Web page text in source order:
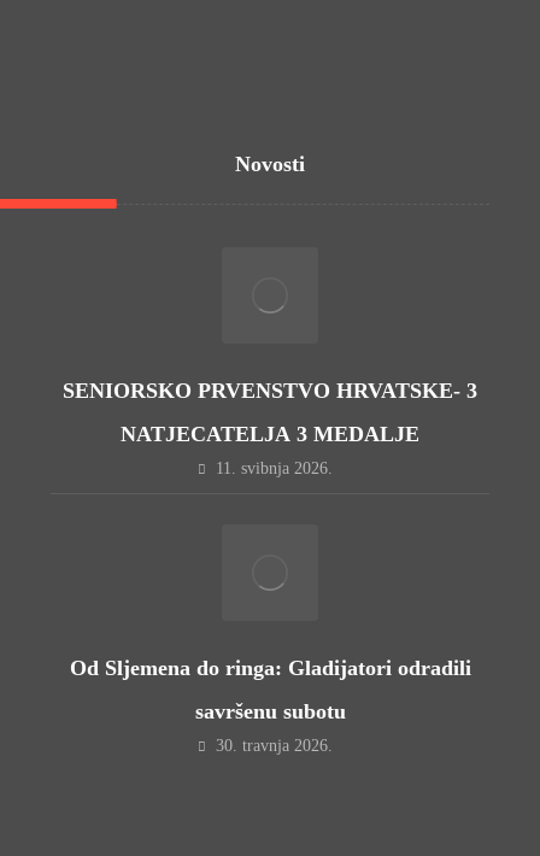
Novosti
SENIORSKO PRVENSTVO HRVATSKE- 3
NATJECATELJA 3 MEDALJE
11. svibnja 2026.
Od Sljemena do ringa: Gladijatori odradili
savršenu subotu
30. travnja 2026.